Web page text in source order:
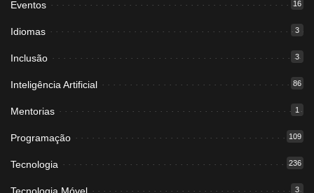
Eventos 16
Idiomas 3
Inclusão 3
Inteligência Artificial 86
Mentorias 1
Programação 109
Tecnologia 236
3